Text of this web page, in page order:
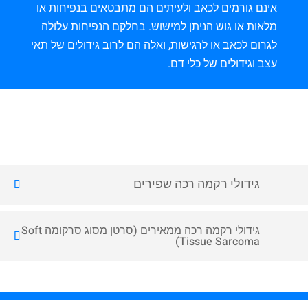
אינם גורמים לכאב ולעיתים הם מתבטאים בנפיחות או
מלאות או גוש הניתן למישוש. בחלקם הנפיחות עלולה
לגרום לכאב או לרגישות, ואלה הם לרוב גידולים של תאי
עצב וגידולים של כלי דם.
גידולי רקמה רכה שפירים
גידולי רקמה רכה ממאירים (סרטן מסוג סרקומה Soft
Tissue Sarcoma)